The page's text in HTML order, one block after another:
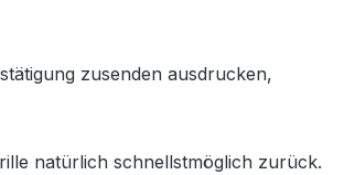
zusenden ausdrucken,
natürlich schnellstmöglich zurück.